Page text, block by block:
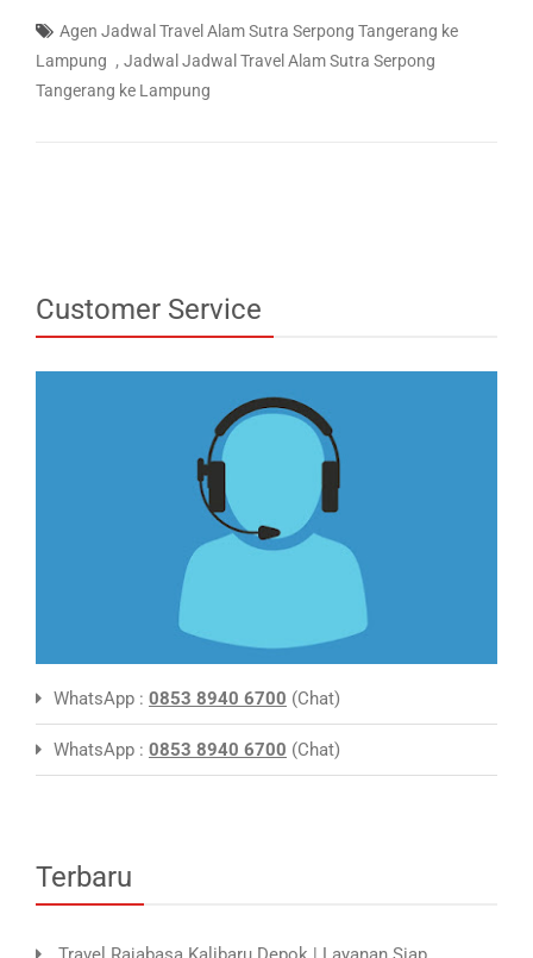
Agen Jadwal Travel Alam Sutra Serpong Tangerang ke
Lampung , Jadwal Jadwal Travel Alam Sutra Serpong
Tangerang ke Lampung
Customer Service
WhatsApp : 0853 8940 6700 (Chat)
WhatsApp : 0853 8940 6700 (Chat)
Terbaru